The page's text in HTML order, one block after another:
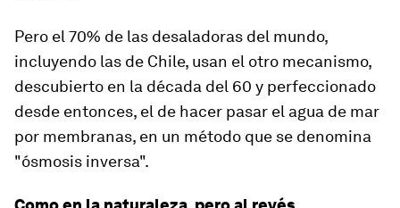
Pero el 70% de las desaladoras del mundo,
incluyendo las de Chile, usan el otro mecanismo,
descubierto en la década del 60 y perfeccionado
desde entonces, el de hacer pasar el agua de mar
por membranas, en un método que se denomina
"ósmosis inversa".